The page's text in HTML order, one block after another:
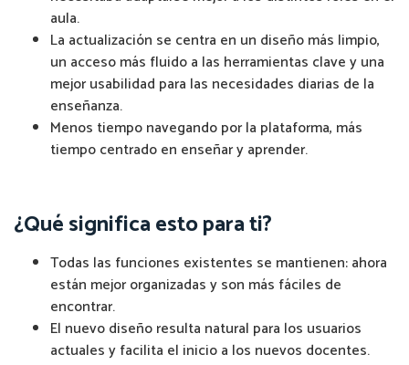
aula.
La actualización se centra en un diseño más limpio,
un acceso más fluido a las herramientas clave y una
mejor usabilidad para las necesidades diarias de la
enseñanza.
Menos tiempo navegando por la plataforma, más
tiempo centrado en enseñar y aprender.
¿Qué significa esto para ti?
Todas las funciones existentes se mantienen: ahora
están mejor organizadas y son más fáciles de
encontrar.
El nuevo diseño resulta natural para los usuarios
actuales y facilita el inicio a los nuevos docentes.